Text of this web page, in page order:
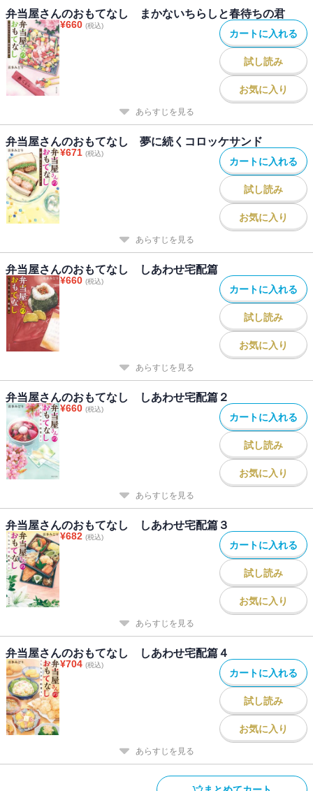
弁当屋さんのおもてなし まかないちらしと春待ちの君
¥660 (税込)
カートに入れる
試し読み
お気に入り
あらすじを見る
弁当屋さんのおもてなし 夢に続くコロッケサンド
¥671 (税込)
カートに入れる
試し読み
お気に入り
あらすじを見る
弁当屋さんのおもてなし しあわせ宅配篇
¥660 (税込)
カートに入れる
試し読み
お気に入り
あらすじを見る
弁当屋さんのおもてなし しあわせ宅配篇２
¥660 (税込)
カートに入れる
試し読み
お気に入り
あらすじを見る
弁当屋さんのおもてなし しあわせ宅配篇３
¥682 (税込)
カートに入れる
試し読み
お気に入り
あらすじを見る
弁当屋さんのおもてなし しあわせ宅配篇４
¥704 (税込)
カートに入れる
試し読み
お気に入り
あらすじを見る